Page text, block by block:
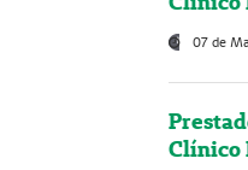
07 de
Clínico